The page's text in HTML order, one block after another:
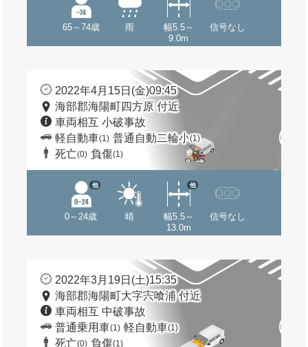
65～74歳 雨
幅5.5～
9.0m
信号なし
2022年4月15日(金)09:45
海部郡海陽町四方原 付近
車両相互 小破事故
軽自動車(1) 普通自動二輪小(1)
死亡(0) 負傷(1)
0～24歳
他
晴
幅5.5～
13.0m
他
信号なし
2022年3月19日(土)15:35
海部郡海陽町大字宍喰浦 付近
車両相互 中破事故
普通乗用車(1) 軽自動車(1)
死亡(0) 負傷(1)